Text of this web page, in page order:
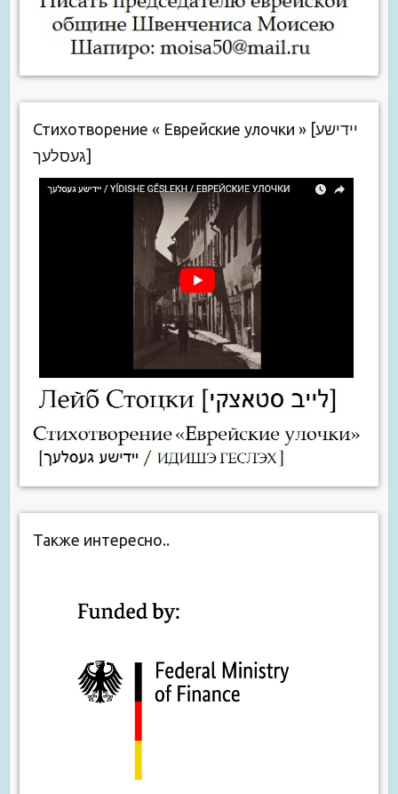
Стихотворение « Еврейские улочки » [יידישע
געסלעך]
Также интересно..